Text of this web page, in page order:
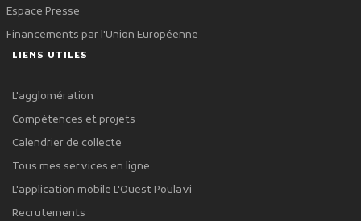
Espace Presse
Financements par l'Union Européenne
LIENS UTILES
L'agglomération
Compétences et projets
Calendrier de collecte
Tous mes services en ligne
L'application mobile L'Ouest Poulavi
Recrutements